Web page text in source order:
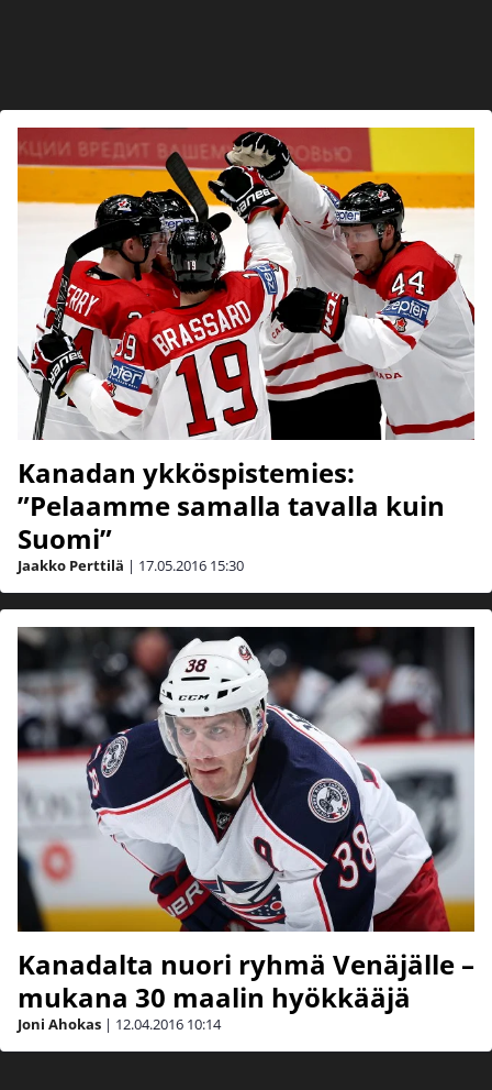
Kanadan ykköspistemies:
”Pelaamme samalla tavalla kuin
Suomi”
Jaakko Perttilä | 17.05.2016 15:30
Kanadalta nuori ryhmä Venäjälle –
mukana 30 maalin hyökkääjä
Joni Ahokas | 12.04.2016 10:14